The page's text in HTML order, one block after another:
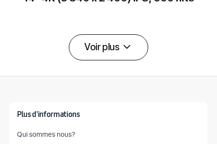
Voir plus
Plus d'informations
Qui sommes nous?